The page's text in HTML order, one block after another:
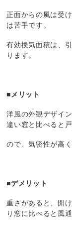
正面からの風は受
は苦手です。
有効換気面積は、
ります。
■メリット
洋風の外観デザイ
違い窓と比べると
ので、気密性が高く
■デメリット
重さがあると、開
り窓に比べると風